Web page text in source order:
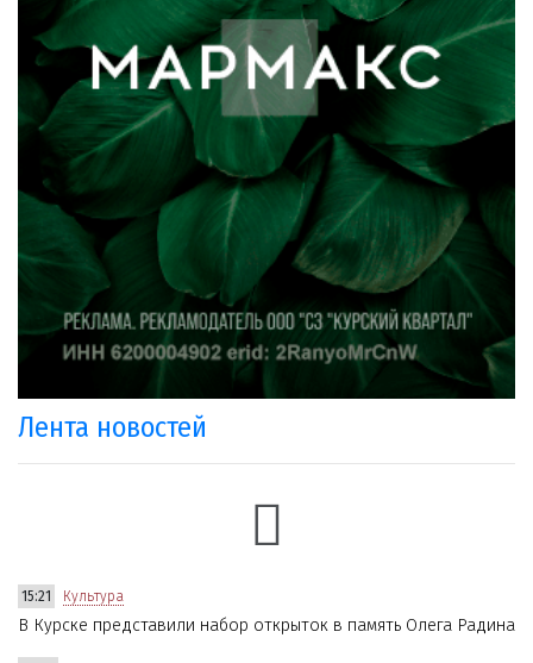
Лента новостей
15:21 Культура
В Курске представили набор открыток в память Олега Радина